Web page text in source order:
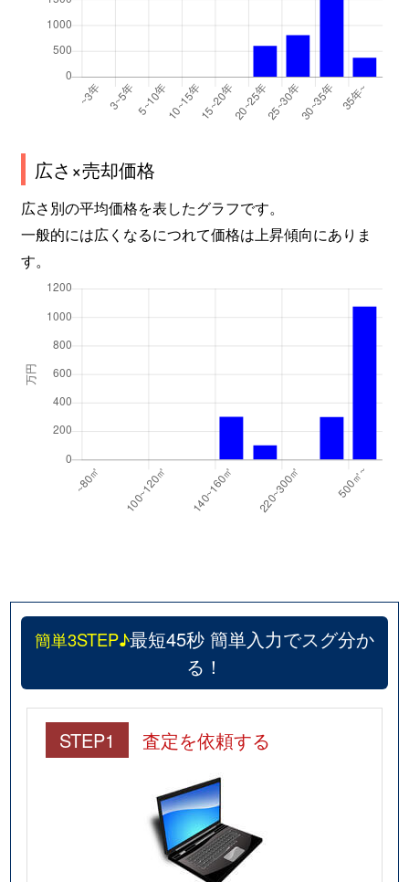
広さ×売却価格
広さ別の平均価格を表したグラフです。
一般的には広くなるにつれて価格は上昇傾向にありま
す。
簡単3STEP♪最短45秒 簡単入力でスグ分か
る！
STEP1 査定を依頼する